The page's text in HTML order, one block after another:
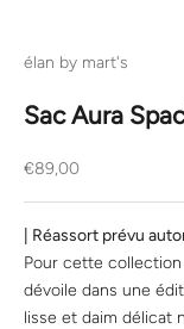
élan by mart's
Sac Aura
Prix de vente
€89,00
| Réassort prévu
Pour cette collection
dévoile dans une
lisse et daim délicat